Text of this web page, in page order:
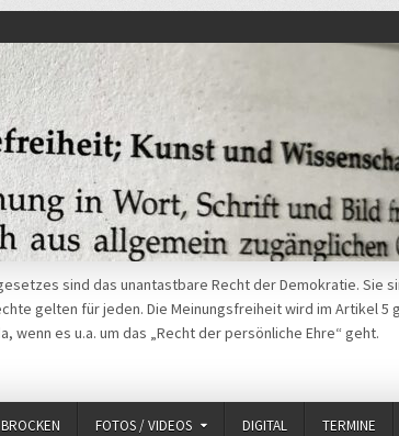
sind das unantastbare Recht der Demokratie. Sie
gelten für jeden. Die Meinungsfreiheit wird im Artikel 5
wenn es u.a. um das „Recht der persönliche Ehre“ geht.
FOTOS / VIDEOS DIGITAL TERMINE